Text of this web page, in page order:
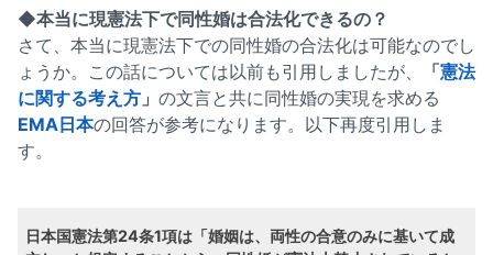
◆本当に現憲法下で同性婚は合法化できるの？
さて、本当に現憲法下での同性婚の合法化は可能なのでし
ょうか。この話については以前も引用しましたが、
「憲法
に関する考え方 」 の文言と共に同性婚の実現を求める
EMA日本の回答が参考になります。以下再度引用しま
す。
日本国憲法第24条1項は「婚姻は、両性の合意のみに基いて成